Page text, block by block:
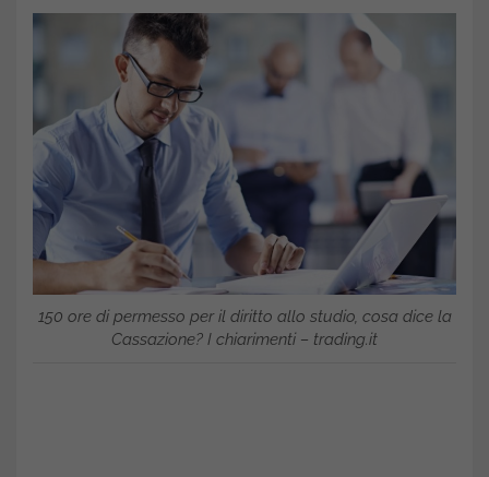
150 ore di permesso per il diritto allo studio, cosa dice la
Cassazione? I chiarimenti – trading.it